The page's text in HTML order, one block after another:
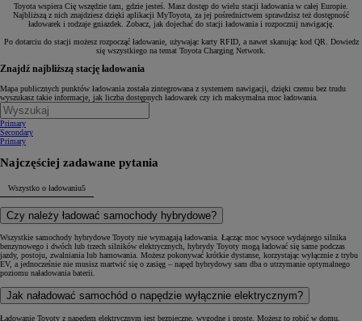
Toyota wspiera Cię wszędzie tam, gdzie jesteś. Masz dostęp do wielu stacji ładowania w całej Europie.
Najbliższą z nich znajdziesz dzięki aplikacji MyToyota, za jej pośrednictwem sprawdzisz też dostępność
ładowarek i rodzaje gniazdek. Zobacz, jak dojechać do stacji ładowania i rozpocznij nawigację.
Po dotarciu do stacji możesz rozpocząć ładowanie, używając karty RFID, a nawet skanując kod QR. Dowiedz
się wszystkiego na temat Toyota Charging Network.
Znajdź najbliższą stację ładowania
Mapa publicznych punktów ładowania została zintegrowana z systemem nawigacji, dzięki czemu bez trudu
wyszukasz takie informacje, jak liczba dostępnych ładowarek czy ich maksymalna moc ładowania.
Primary
Secondary
Primary
Najczęściej zadawane pytania
Wszystko o ładowaniu5
Czy należy ładować samochody hybrydowe?
Wszystkie samochody hybrydowe Toyoty nie wymagają ładowania. Łącząc moc wysoce wydajnego silnika
benzynowego i dwóch lub trzech silników elektrycznych, hybrydy Toyoty mogą ładować się same podczas
jazdy, postoju, zwalniania lub hamowania. Możesz pokonywać krótkie dystanse, korzystając wyłącznie z trybu
EV, a jednocześnie nie musisz martwić się o zasięg – napęd hybrydowy sam dba o utrzymanie optymalnego
poziomu naładowania baterii.
Jak naładować samochód o napędzie wyłącznie elektrycznym?
Ładowanie Toyoty z napędem elektrycznym jest bezpieczne, wygodne i proste. Możesz to robić w domu,